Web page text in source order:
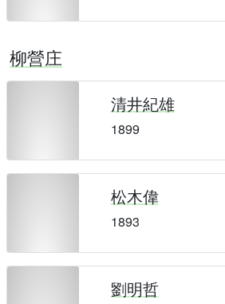
柳營庄
清井紀雄
1899
松木偉
1893
劉明哲